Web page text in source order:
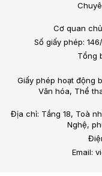
Cơ quan
Số giấy phép:
Tổng
Giấy phép hoạt động
Văn hóa, Thể
Địa chỉ: Tầng 18, Toà
Nghệ,
Email: